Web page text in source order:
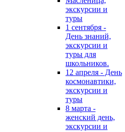
экскурсии и
туры
1 сентября -
День знаний,
экскурсии и
туры для
школьников.
12 апреля - День
космонавтики,
экскурсии и
туры
8 марта -
женский день,
экскурсии и